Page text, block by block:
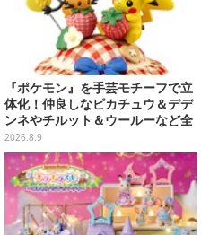
『ポケモン』を手芸モチーフで立
体化！仲良しなピカチュウ＆デデ
ンネやチルット＆ウールーなど全
6種
2026.8.9